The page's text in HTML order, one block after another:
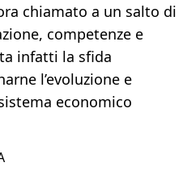
chiamato a un salto di
competenze e
infatti la sfida
l’evoluzione e
economico